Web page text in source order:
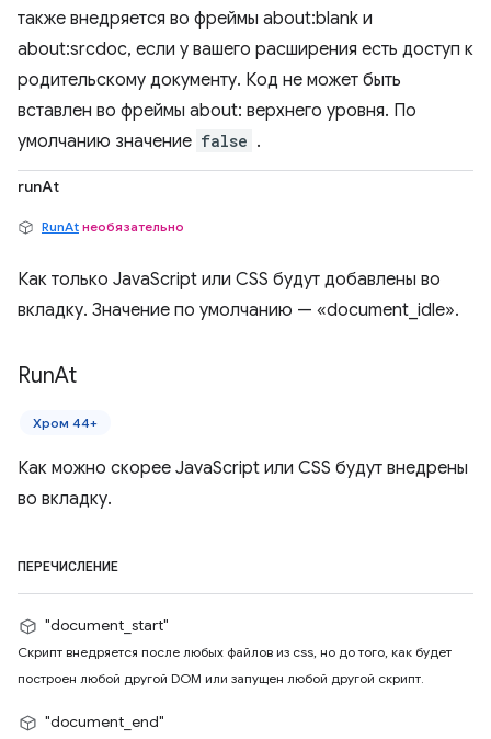
также внедряется во фреймы about:blank и
about:srcdoc, если у вашего расширения есть доступ к
родительскому документу. Код не может быть
вставлен во фреймы about: верхнего уровня. По
умолчанию значение false .
runAt
RunAt необязательно
Как только JavaScript или CSS будут добавлены во
вкладку. Значение по умолчанию — «document_idle».
RunAt
Хром 44+
Как можно скорее JavaScript или CSS будут внедрены
во вкладку.
ПЕРЕЧИСЛЕНИЕ
"document_start"
Скрипт внедряется после любых файлов из css, но до того, как будет
построен любой другой DOM или запущен любой другой скрипт.
"document_end"